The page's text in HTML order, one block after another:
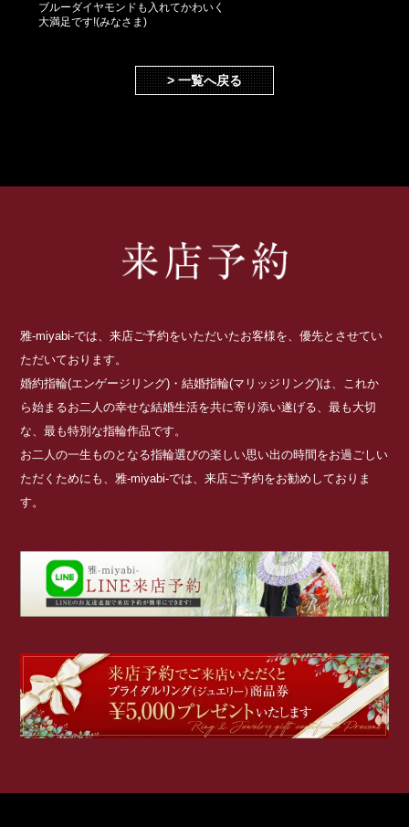
ブルーダイヤモンドも入れてかわいく
大満足です!(みなさま)
> 一覧へ戻る
雅-miyabi-では、来店ご予約をいただいたお客様を、優先とさせてい
ただいております。
婚約指輪(エンゲージリング)・結婚指輪(マリッジリング)は、これか
ら始まるお二人の幸せな結婚生活を共に寄り添い遂げる、最も大切
な、最も特別な指輪作品です。
お二人の一生ものとなる指輪選びの楽しい思い出の時間をお過ごしい
ただくためにも、雅-miyabi-では、来店ご予約をお勧めしておりま
す。